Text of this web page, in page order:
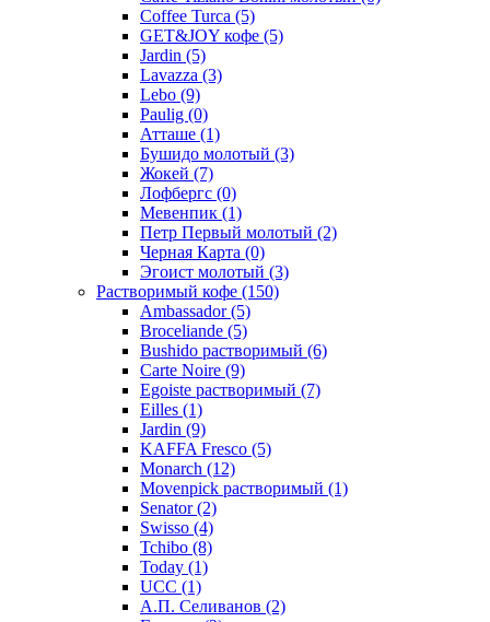
Coffee Turca (5)
GET&JOY кофе (5)
Jardin (5)
Lavazza (3)
Lebo (9)
Paulig (0)
Атташе (1)
Бушидо молотый (3)
Жокей (7)
Лофбергс (0)
Мевенпик (1)
Петр Первый молотый (2)
Черная Карта (0)
Эгоист молотый (3)
Растворимый кофе (150)
Ambassador(5)
Broceliande (5)
Bushido растворимый (6)
Carte Noire (9)
Egoiste растворимый (7)
Eilles (1)
Jardin (9)
KAFFA Fresco (5)
Monarch (12)
Movenpick растворимый (1)
Senator(2)
Swisso (4)
Tchibo (8)
Today (1)
UCC (1)
А.П. Селиванов (2)